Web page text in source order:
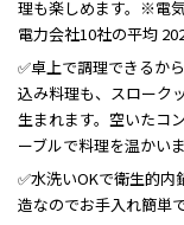
理も楽しめます。※電
電力会社10社の平均
✅卓上で調理できるか
込み料理も、スローク
生まれます。空いたコ
ーブルで料理を温かい
✅水洗いOKで衛生的
造なのでお手入れ簡単で